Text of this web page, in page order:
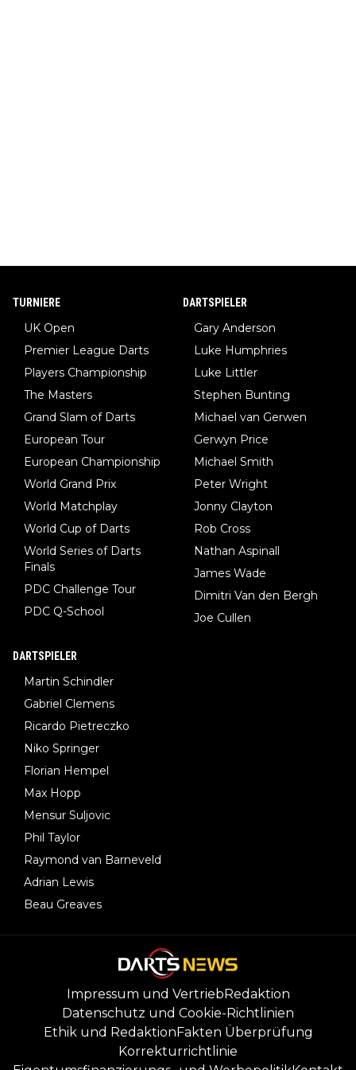
TURNIERE
UK Open
Premier League Darts
Players Championship
The Masters
Grand Slam of Darts
European Tour
European Championship
World Grand Prix
World Matchplay
World Cup of Darts
World Series of Darts
Finals
PDC Challenge Tour
PDC Q-School
DARTSPIELER
Gary Anderson
Luke Humphries
Luke Littler
Stephen Bunting
Michael van Gerwen
Gerwyn Price
Michael Smith
Peter Wright
Jonny Clayton
Rob Cross
Nathan Aspinall
James Wade
Dimitri Van den Bergh
Joe Cullen
DARTSPIELER
Martin Schindler
Gabriel Clemens
Ricardo Pietreczko
Niko Springer
Florian Hempel
Max Hopp
Mensur Suljovic
Phil Taylor
Raymond van Barneveld
Adrian Lewis
Beau Greaves
Impressum und VertriebRedaktion
Datenschutz und Cookie-Richtlinien
Ethik und RedaktionFakten Überprüfung
Korrekturrichtlinie